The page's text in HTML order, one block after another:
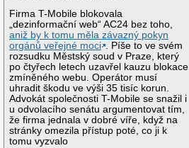
Firma T-Mobile blokovala
„dezinformační web“ AC24 bez toho,
aniž by k tomu měla závazný pokyn
orgánů veřejné moci . Píše to ve svém
rozsudku Městský soud v Praze, který
po čtyřech letech uzavřel kauzu blokace
zmíněného webu. Operátor musí
uhradit škodu ve výši 35 tisíc korun.
Advokát společnosti T-Mobile se snažil i
u odvolacího senátu argumentovat tím,
že firma jednala v dobré víře, když na
stránky omezila přístup poté, co ji k
tomu vyzvalo